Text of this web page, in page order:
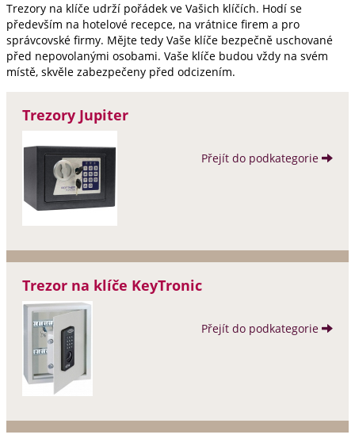
Trezory na klíče udrží pořádek ve Vašich klíčích. Hodí se
především na hotelové recepce, na vrátnice firem a pro
správcovské firmy. Mějte tedy Vaše klíče bezpečně uschované
před nepovolanými osobami. Vaše klíče budou vždy na svém
místě, skvěle zabezpečeny před odcizením.
Trezory Jupiter
Přejít do podkategorie
Trezor na klíče KeyTronic
Přejít do podkategorie